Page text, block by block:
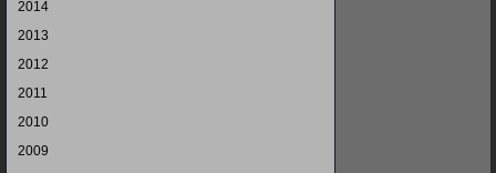
2014
2013
2012
2011
2010
2009